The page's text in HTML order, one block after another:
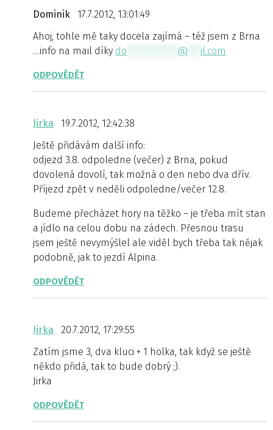
Dominik
17.7.2012, 13:01:49
Ahoj, tohle mě taky docela zajímá – též jsem z Brna
…info na mail díky do @ il.com
ODPOVĚDĚT
Jirka
19.7.2012, 12:42:38
Ještě přidávám další info:
odjezd 3.8. odpoledne (večer) z Brna, pokud
dovolená dovolí, tak možná o den nebo dva dřív.
Příjezd zpět v neděli odpoledne/večer 12.8.
Budeme přecházet hory na těžko – je třeba mít stan
a jídlo na celou dobu na zádech. Přesnou trasu
jsem ještě nevymýšlel ale viděl bych třeba tak nějak
podobně, jak to jezdí Alpina.
ODPOVĚDĚT
Jirka
20.7.2012, 17:29:55
Zatím jsme 3, dva kluci + 1 holka, tak když se ještě
někdo přidá, tak to bude dobrý ;).
Jirka
ODPOVĚDĚT